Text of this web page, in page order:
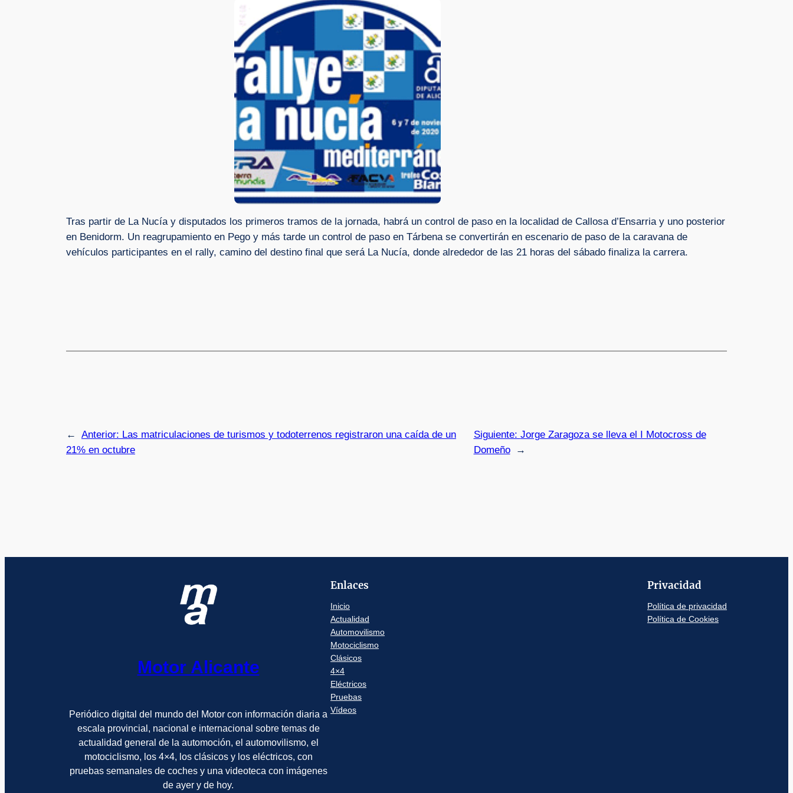
Tras partir de La Nucía y disputados los primeros tramos de la jornada, habrá un control de paso en la localidad de Callosa d’Ensarria y uno posterior
en Benidorm. Un reagrupamiento en Pego y más tarde un control de paso en Tárbena se convertirán en escenario de paso de la caravana de
vehículos participantes en el rally, camino del destino final que será La Nucía, donde alrededor de las 21 horas del sábado finaliza la carrera.
← Anterior: Las matriculaciones de turismos y todoterrenos registraron una caída de un
21% en octubre
Siguiente: Jorge Zaragoza se lleva el I Motocross de
Domeño
→
Motor Alicante
Periódico digital del mundo del Motor con información diaria a
escala provincial, nacional e internacional sobre temas de
actualidad general de la automoción, el automovilismo, el
motociclismo, los 4×4, los clásicos y los eléctricos, con
pruebas semanales de coches y una videoteca con imágenes
de ayer y de hoy.
Enlaces
Inicio
Actualidad
Automovilismo
Motociclismo
Clásicos
4×4
Eléctricos
Pruebas
Vídeos
Privacidad
Política de privacidad
Política de Cookies